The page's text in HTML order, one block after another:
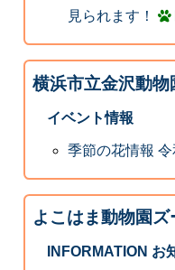
見られます！
横浜市立金沢動物
イベント情報
季節の花情報
よこはま動物園ズ
INFORMATION お